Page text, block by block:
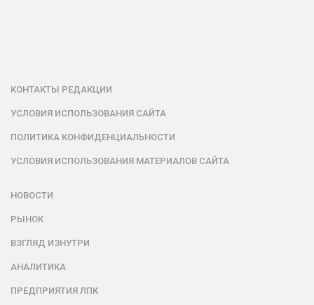
КОНТАКТЫ РЕДАКЦИИ
УСЛОВИЯ ИСПОЛЬЗОВАНИЯ САЙТА
ПОЛИТИКА КОНФИДЕНЦИАЛЬНОСТИ
УСЛОВИЯ ИСПОЛЬЗОВАНИЯ МАТЕРИАЛОВ САЙТА
НОВОСТИ
РЫНОК
ВЗГЛЯД ИЗНУТРИ
АНАЛИТИКА
ПРЕДПРИЯТИЯ ЛПК